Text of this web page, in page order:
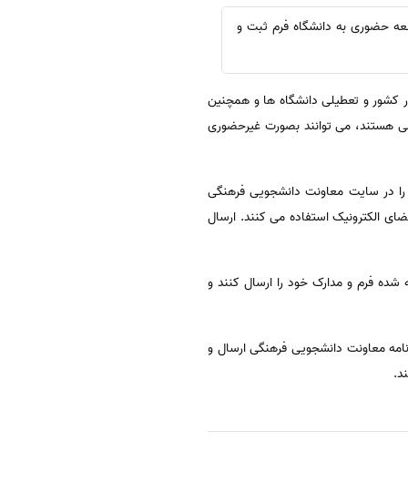
حضوری به دانشگاه فرم ثبت و
کشور و تعطیلی دانشگاه ها و همچنین
هستند، می توانند بصورت غیرحضوری
در سایت معاونت دانشجویی فرهنگی
الکترونیک استفاده می کنند. ارسال
فرم و مدارک خود را ارسال کنند و
معاونت دانشجویی فرهنگی ارسال و